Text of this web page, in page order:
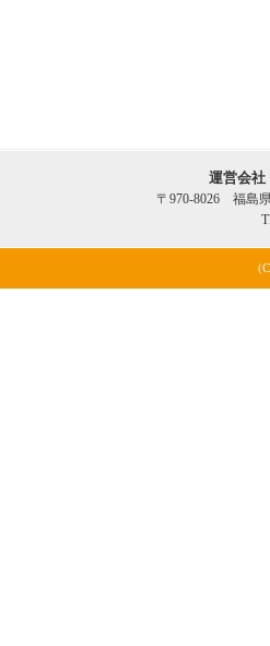
運営会
〒970-8026 福島